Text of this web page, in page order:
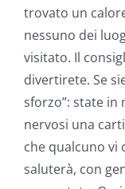
trovato un
nessuno dei
visitato. Il
divertirete. Se
sforzo”: state in
nervosi una
che qualcuno vi
saluterà, con